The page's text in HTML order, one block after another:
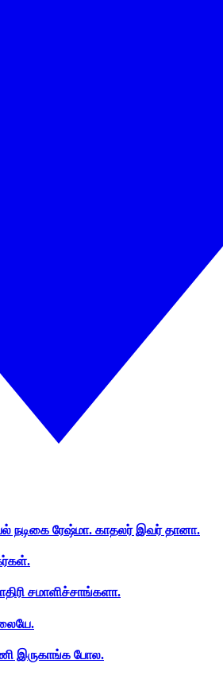
நடிகை ரேஷ்மா. காதலர் இவர் தானா.
சமாளிச்சாங்களா.
இருகாங்க போல.